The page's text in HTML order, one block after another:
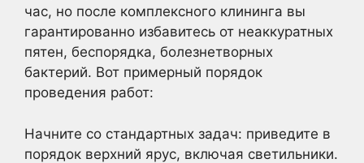
час, но после комплексного клининга вы
гарантированно избавитесь от неаккуратных
пятен, беспорядка, болезнетворных
бактерий. Вот примерный порядок
проведения работ:
Начните со стандартных задач: приведите в
порядок верхний ярус, включая светильники.